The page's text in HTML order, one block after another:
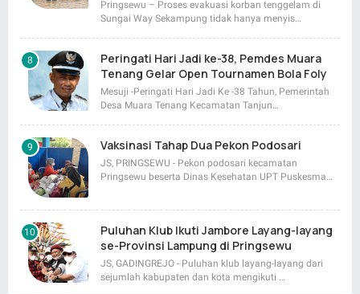
Pringsewu – Proses evakuasi korban tenggelam di
Sungai Way Sekampung tidak hanya menyis…
Peringati Hari Jadi ke-38, Pemdes Muara
Tenang Gelar Open Tournamen Bola Foly
Mesuji -Peringati Hari Jadi Ke -38 Tahun, Pemerintah
Desa Muara Tenang Kecamatan Tanjun…
Vaksinasi Tahap Dua Pekon Podosari
JS, PRINGSEWU - Pekon podosari kecamatan
Pringsewu beserta Dinas Kesehatan UPT Puskesma…
Puluhan Klub Ikuti Jambore Layang-layang
se-Provinsi Lampung di Pringsewu
JS, GADINGREJO - Puluhan klub layang-layang dari
sejumlah kabupaten dan kota mengikuti …